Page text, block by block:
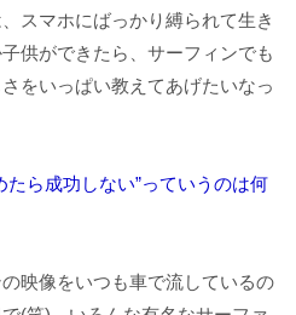
スマホにばっかり縛られて生き
供ができたら、サーフィンでも
をいっぱい教えてあげたいなっ
ら成功しない”っていうのは何
映像をいつも車で流しているの